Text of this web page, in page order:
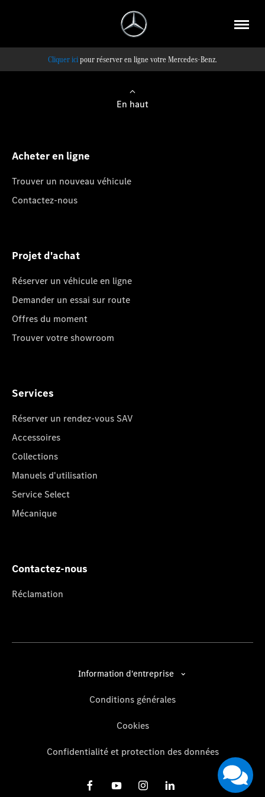
pour réserver en ligne votre Mercedes-Benz.
En haut
Acheter en ligne
Trouver un nouveau véhicule
Contactez-nous
Projet d'achat
Réserver un véhicule en ligne
Demander un essai sur route
Offres du moment
Trouver votre showroom
Services
Réserver un rendez-vous SAV
Accessoires
Collections
Manuels d'utilisation
Service Select
Mécanique
Contactez-nous
Réclamation
Information d'entreprise
Conditions générales
Cookies
Confidentialité et protection des données